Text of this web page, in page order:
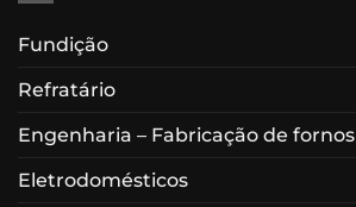
Fundição
Refratário
Engenharia – Fabricação de fornos
Eletrodomésticos